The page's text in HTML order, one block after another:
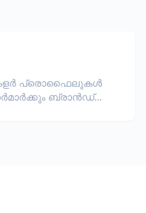
കളർ പ്രൊഫൈലുകൾ
ബ്രാൻഡ്